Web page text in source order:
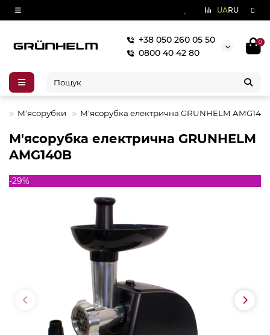
UARU
+38 050 260 05 50
0800 40 42 80
0
М'ясорубки М'ясорубка електрична GRUNHELM
М'ясорубка електрична GRUNHELM
AMG140B
-29%